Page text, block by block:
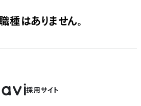
種はありません。